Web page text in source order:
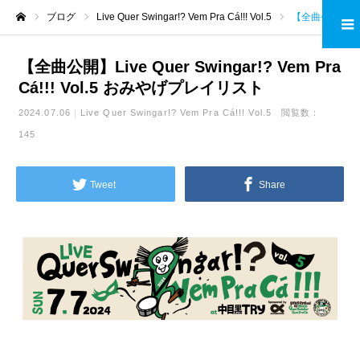
ブログ Live Quer Swingar!? Vem Pra Cá!!! Vol.5 【全曲公開】Live Quer Swingar!? Vem Pra Cá!!! Vol.5 おみやげプレイリスト
【全曲公開】Live Quer Swingar!? Vem Pra
Cá!!! Vol.5 おみやげプレイリスト
2024.07.06 Live Quer Swingar!? Vem Pra Cá!!! Vol.5 閲覧数：
145
Tweet Share